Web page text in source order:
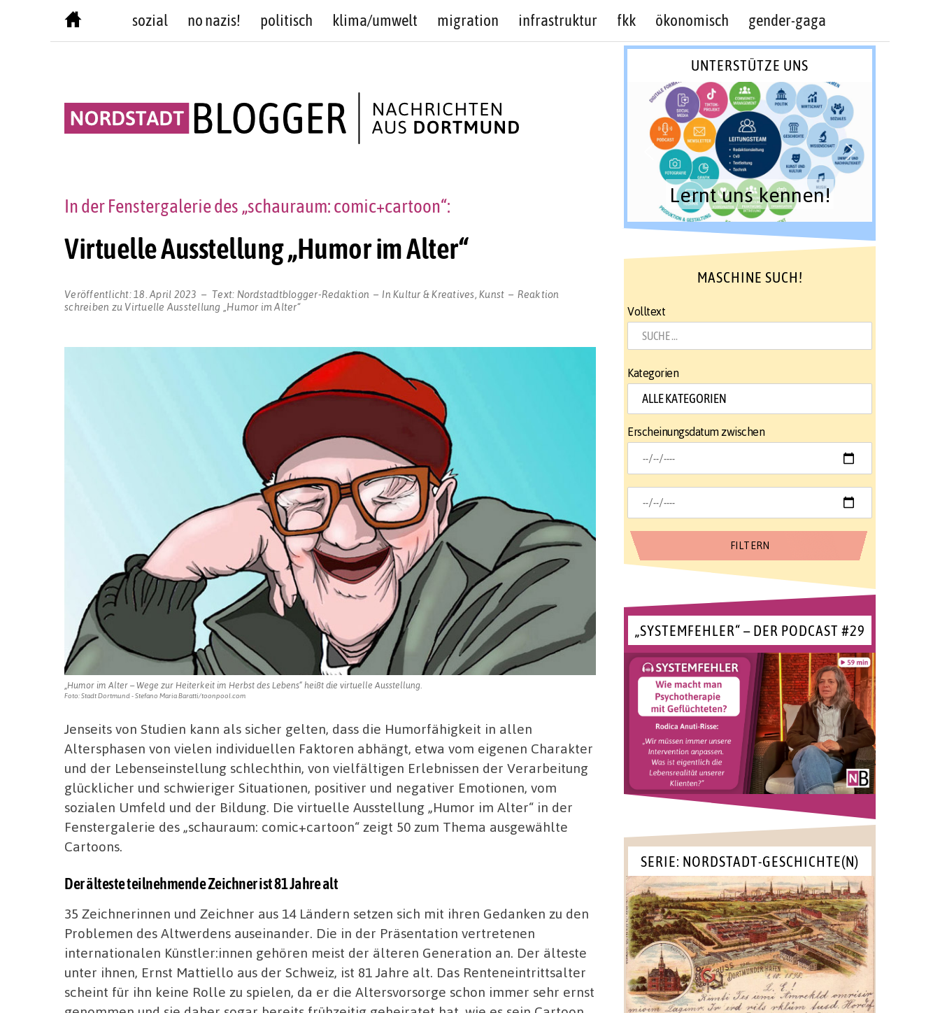
sozial no nazis! politisch klima/umwelt migration infrastruktur fkk ökonomisch gender-gaga
Virtuelle Ausstellung „Humor im Alter“
In der Fenstergalerie des „schauraum: comic+cartoon“:
Veröffentlicht: 18. April 2023 Text: Nordstadtblogger-Redaktion In Kultur & Kreatives Kunst
Reaktion
schreiben zu Virtuelle Ausstellung „Humor im Alter“
„Humor im Alter – Wege zur Heiterkeit im Herbst des Lebens“ heißt die virtuelle Ausstellung.
Foto: Stadt Dortmund - Stefano Maria Baratti/toonpool.com
Jenseits von Studien kann als sicher gelten, dass die Humorfähigkeit in allen
Altersphasen von vielen individuellen Faktoren abhängt, etwa vom eigenen Charakter
und der Lebenseinstellung schlechthin, von vielfältigen Erlebnissen der Verarbeitung
glücklicher und schwieriger Situationen, positiver und negativer Emotionen, vom
sozialen Umfeld und der Bildung. Die virtuelle Ausstellung „Humor im Alter“ in der
Fenstergalerie des „schauraum: comic+cartoon“ zeigt 50 zum Thema ausgewählte
Cartoons.
Der älteste teilnehmende Zeichner ist 81 Jahre alt
35 Zeichnerinnen und Zeichner aus 14 Ländern setzen sich mit ihren Gedanken zu den
Problemen des Altwerdens auseinander. Die in der Präsentation vertretenen
internationalen Künstler:innen gehören meist der älteren Generation an. Der älteste
unter ihnen, Ernst Mattiello aus der Schweiz, ist 81 Jahre alt. Das Renteneintrittsalter
scheint für ihn keine Rolle zu spielen, da er die Altersvorsorge schon immer sehr ernst
UNTERSTÜTZE UNS
Lernt uns kennen!
MASCHINE SUCH!
Volltext
Kategorien
Erscheinungsdatum zwischen
„SYSTEMFEHLER“ – DER PODCAST #29
SERIE: NORDSTADT-GESCHICHTE(N)